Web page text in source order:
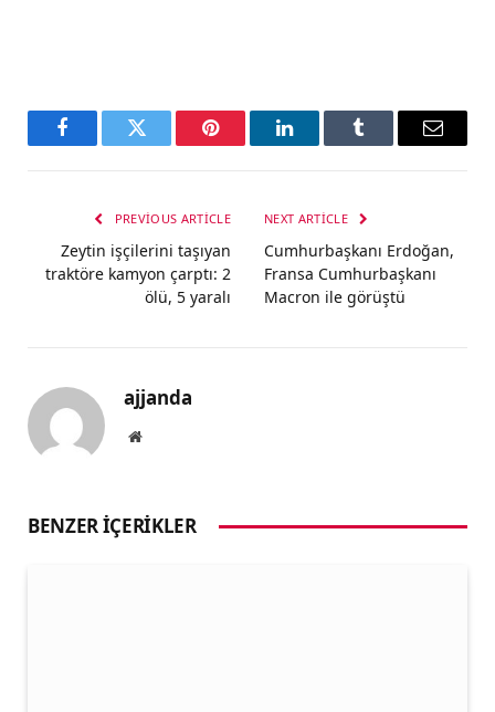
FacebookTwitter Pinterest LinkedInTumblr Email
PREVIOUS ARTICLE
Zeytin işçilerini taşıyan
traktöre kamyon çarptı: 2
ölü, 5 yaralı
NEXT ARTICLE
Cumhurbaşkanı Erdoğan,
Fransa Cumhurbaşkanı
Macron ile görüştü
ajjanda
Website
BENZER İÇERIKLER